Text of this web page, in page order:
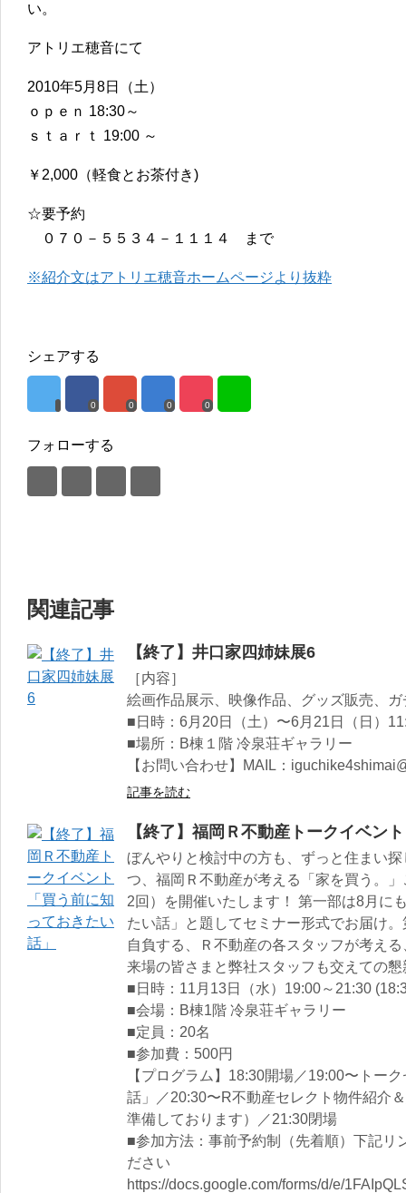
い。
アトリエ穂音にて
2010年5月8日（土）
ｏｐｅｎ 18:30～
ｓｔａｒｔ 19:00 ～
￥2,000（軽食とお茶付き)
☆要予約
０７０－５５３４－１１１４ まで
※紹介文はアトリエ穂音ホームページより抜粋
シェアする
0 0 0 0
フォローする
関連記事
【終了】井口家四姉妹展6
［内容］
絵画作品展示、映像作品、グッズ販売、
■日時：6月20日（土）〜6月21日（日）
■場所：B棟１階 冷泉荘ギャラリー
【お問い合わせ】MAIL：
記事を読む
【終了】福岡Ｒ不動産トークイベン
ぼんやりと検討中の方も、ずっと住まい
つ、福岡Ｒ不動産が考える「家を買う。
2回）を開催いたします！ 第一部は8月に
たい話」と題してセミナー形式でお届け
自負する、Ｒ不動産の各スタッフが考え
来場の皆さまと弊社スタッフも交えての
■日時：11月13日（水）19:00～21:30
■会場：B棟1階 冷泉荘ギャラリー
■定員：20名
■参加費：500円
【プログラム】18:30開場／19:00〜トー
話」／20:30〜R不動産セレクト物件紹介
準備しております）／21:30閉場
■参加方法：事前予約制（先着順）下記リ
ださい
https://docs.google.com/forms/d/e/